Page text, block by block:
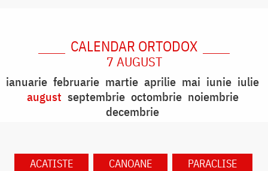
CALENDAR ORTODOX
7 AUGUST
ianuarie februarie martie aprilie mai iunie iulie
august septembrie octombrie noiembrie
decembrie
ACATISTE CANOANE
PARACLISE